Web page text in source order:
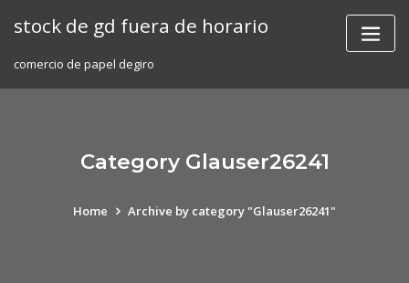
stock de gd fuera de horario
comercio de papel degiro
Category Glauser26241
Home Archive by category "Glauser26241"